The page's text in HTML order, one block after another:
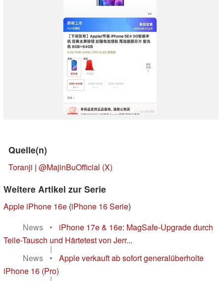
Quelle(n)
Toranji | @MajinBuOfficial (X)
Weitere Artikel zur Serie
Apple iPhone 16e (iPhone 16 Serie)
News
•
iPhone 17e & 16e: MagSafe-Upgrade durch
Teile-Tausch und Härtetest von Jerr...
|
News
•
Apple verkauft ab sofort generalüberholte
iPhone 16 (Pro)